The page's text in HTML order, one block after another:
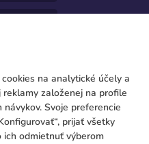
na analytické účely a
založenej na profile
Svoje preferencie
prijať všetky
ich odmietnuť výberom